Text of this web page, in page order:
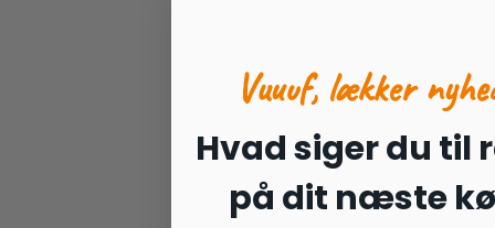
Vuuuf, lækker
Hvad siger du til
på dit næste